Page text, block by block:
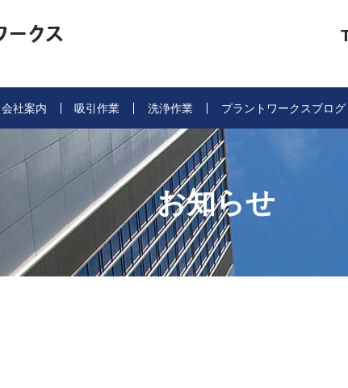
会社案内 吸引作業 洗浄作業 プラントワークスブログ
お知らせ